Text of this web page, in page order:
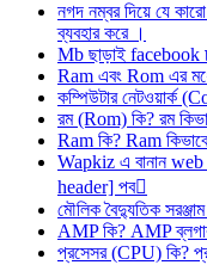
নগদ নম্বর দিয়ে যে
ব্যবহার করে ।
Mb ছাড়াই facebook
Ram এবং Rom এর
কম্পিউটার নেটওয়ার্ক
রম (Rom) কি? রম
Ram কি? Ram
Wapkiz এ বানান
header] পব
মৌলিক বৈদ্যুতিক সরঞ্জাম
AMP কি? AMP
প্রসেসর (CPU) কি?